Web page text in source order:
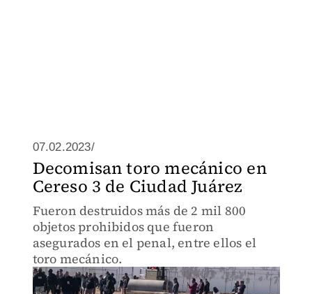
07.02.2023/
Decomisan toro mecánico en
Cereso 3 de Ciudad Juárez
Fueron destruidos más de 2 mil 800
objetos prohibidos que fueron
asegurados en el penal, entre ellos el
toro mecánico.